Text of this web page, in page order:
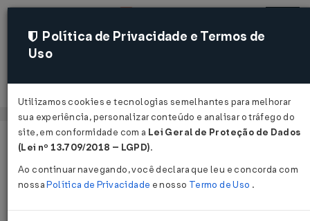
Acessar
Página Inicial Legislações
Instrução Normativa RFB Nº 1491
Política de Privacidade e Termos de
Uso
Utilizamos cookies e tecnologias semelhantes para melhorar
sua experiência, personalizar conteúdo e analisar o tráfego do
site, em conformidade com a Lei Geral de Proteção de Dados
(Lei nº 13.709/2018 – LGPD).
Ao continuar navegando, você declara que leu e concorda com
nossaPolítica de Privacidade e nosso Termo de Uso .